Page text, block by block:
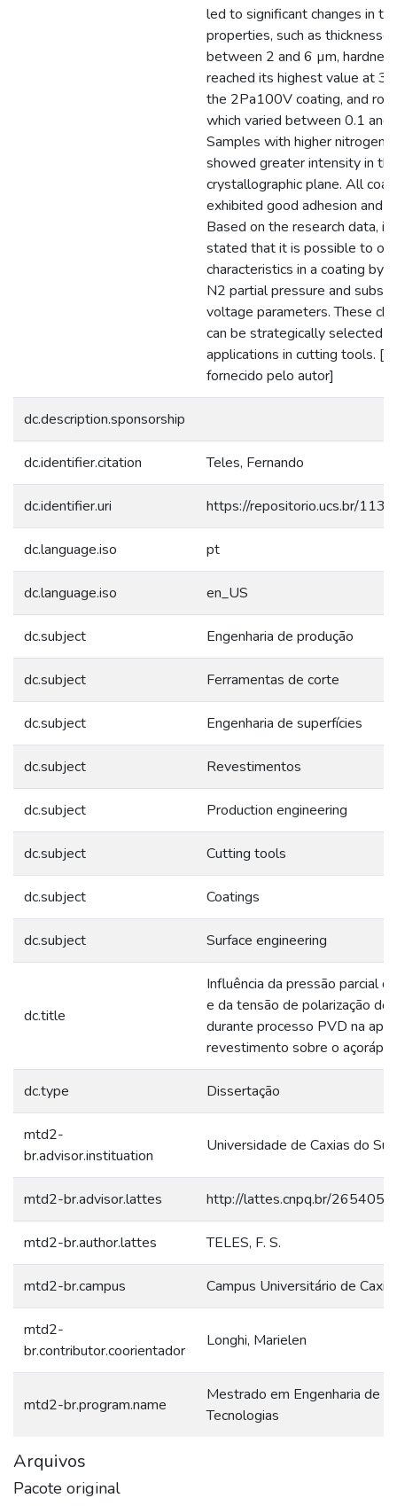
led to significant changes in
properties, such as
between 2 and 6 µm,
reached its highest value at
the 2Pa100V coating, and
which varied between 0.1 and
Samples with higher nitrogen
showed greater intensity in
crystallographic plane. All
exhibited good adhesion and
Based on the research data, it
stated that it is possible to
characteristics in a coating by
N2 partial pressure and
voltage parameters. These
can be strategically selected
applications in cutting tools.
fornecido pelo autor]
dc.description.sponsorship
dc.identifier.citation Teles, Fernando
dc.identifier.uri https://repositorio.ucs.br/
dc.language.iso pt
dc.language.iso en_US
dc.subject Engenharia de produção
dc.subject Ferramentas de corte
dc.subject Engenharia de superfícies
dc.subject Revestimentos
dc.subject Production engineering
dc.subject Cutting tools
dc.subject Coatings
dc.subject Surface engineering
dc.title
Influência da pressão parcial
e da tensão de polarização
durante processo PVD na
revestimento sobre o
dc.type Dissertação
mtd2-
br.advisor.instituation
Universidade de Caxias do Sul
mtd2-br.advisor.lattes http://lattes.cnpq.br/
mtd2-br.author.lattes TELES, F. S.
mtd2-br.campus Campus Universitário de
mtd2-
br.contributor.coorientador
Longhi, Marielen
mtd2-br.program.name
Mestrado em Engenharia de
Tecnologias
Arquivos
Pacote original